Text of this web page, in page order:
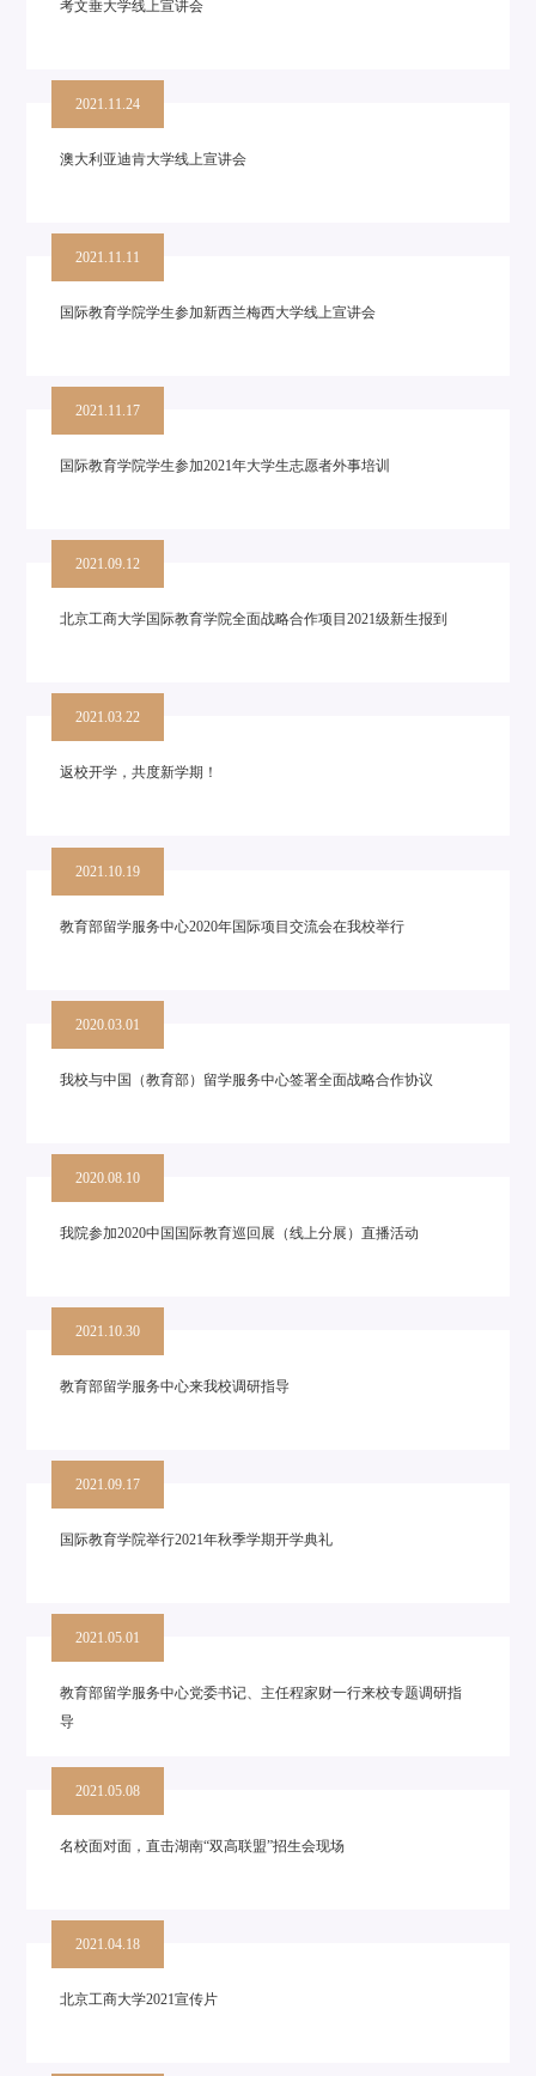
考文垂大学线上宣讲会
2021.11.24
澳大利亚迪肯大学线上宣讲会
2021.11.11
国际教育学院学生参加新西兰梅西大学线上宣讲会
2021.11.17
国际教育学院学生参加2021年大学生志愿者外事培训
2021.09.12
北京工商大学国际教育学院全面战略合作项目2021级新生报到
2021.03.22
返校开学，共度新学期！
2021.10.19
教育部留学服务中心2020年国际项目交流会在我校举行
2020.03.01
我校与中国（教育部）留学服务中心签署全面战略合作协议
2020.08.10
我院参加2020中国国际教育巡回展（线上分展）直播活动
2021.10.30
教育部留学服务中心来我校调研指导
2021.09.17
国际教育学院举行2021年秋季学期开学典礼
2021.05.01
教育部留学服务中心党委书记、主任程家财一行来校专题调研指
导
2021.05.08
名校面对面，直击湖南“双高联盟”招生会现场
2021.04.18
北京工商大学2021宣传片